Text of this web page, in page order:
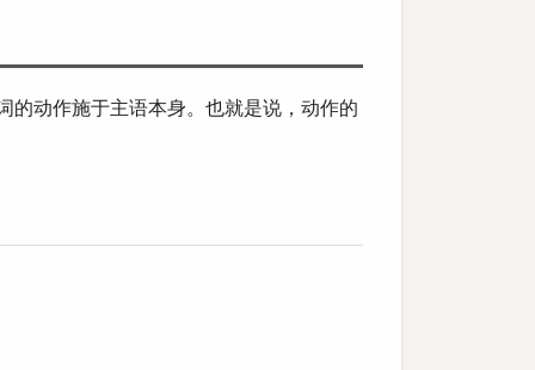
的动作施于主语本身。也就是说，动作的